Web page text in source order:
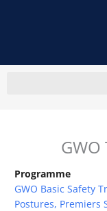
Programme
GWO Basic Safety
Postures, Premiers